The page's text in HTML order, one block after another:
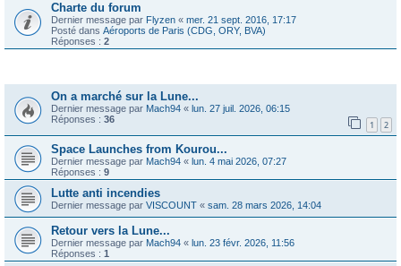
Charte du forum
Dernier message par Flyzen « mer. 21 sept. 2016, 17:17
Posté dans Aéroports de Paris (CDG, ORY, BVA)
Réponses : 2
On a marché sur la Lune...
Dernier message par Mach94 « lun. 27 juil. 2026, 06:15
Réponses : 36 1 2
Space Launches from Kourou...
Dernier message par Mach94 « lun. 4 mai 2026, 07:27
Réponses : 9
Lutte anti incendies
Dernier message par VISCOUNT « sam. 28 mars 2026, 14:04
Retour vers la Lune...
Dernier message par Mach94 « lun. 23 févr. 2026, 11:56
Réponses : 1